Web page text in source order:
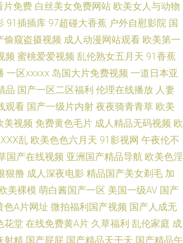
一精品中文字幕 欧美91 欧美日韩操逼片 日本成人免
逼 伊人91啪啪啪 69国产 91在线观看资源 97资源婷
91 国产青草网 久久入口91 欧美干b网 avav综合免费
性爱 美日青青肏 欧美另类人与兽 日韩成人AV网站 丝
尤物在线导航 91黄色片网站 99热最新地址6 操逼国
停 久草福利在线 欧美福利性交a 人人操91 色图福利
老司机 99超碰在线精 超碰人人123 韩日探花影视 久
人妖麻豆视频 日韩小电影院1区 影音先锋色情电影
片免费 白丝美女免费网站 欧美女人与动物
91插插库 97超碰大香蕉 户外自慰影院 国
偷窥盗摄视频 成人动漫网站观看 欧美第一
频 蜜桃爱爱视频 乱伦熟女五月天 91香蕉
一区xxxxx 岛国大片免费视频 一道日本亚
品 国产一区二区福利 伦理在线播放 人妻
观看 国产一级片内射 夜夜骑青青草 欧美
美视频 免费黄色毛片 成人精品无码视频 欧
乱 欧美色色六月天 91影视网 午夜伦不
国产在线视频 亚洲国产精品导航 欧美色淫
狠撸 成人深夜电影 精品国产美女剃毛 加
美裸模 萌白酱国产一区 美国一级AV 国产
色A片网址 微拍福利国产视频 国产人成无
花堂 在线免费黄A片 久草福利 乱伦家庭 成
射精 国产屁屁 国产精品天干天 国产精品午